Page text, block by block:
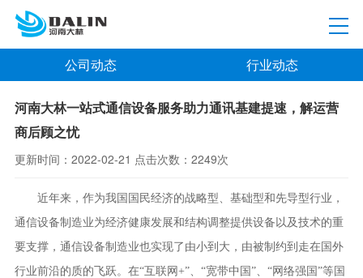
公司动态 行业动态
河南大林一站式通信设备服务助力通讯基建提速，解运营
商后顾之忧
更新时间： 2022-02-21 点击次数： 2249次
近年来，作为我国国民经济的战略型、基础型和先导型行业，
通信设备制造业为经济健康发展和结构调整提供设备以及技术的重
要支撑，通信设备制造业也实现了由小到大，由被制约到走在国外
行业前沿的质的飞跃。在“互联网+”、“宽带中国”、“网络强国”等国